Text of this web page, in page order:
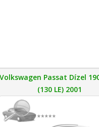
Volkswagen Passat Dízel
(130 LE) 2001